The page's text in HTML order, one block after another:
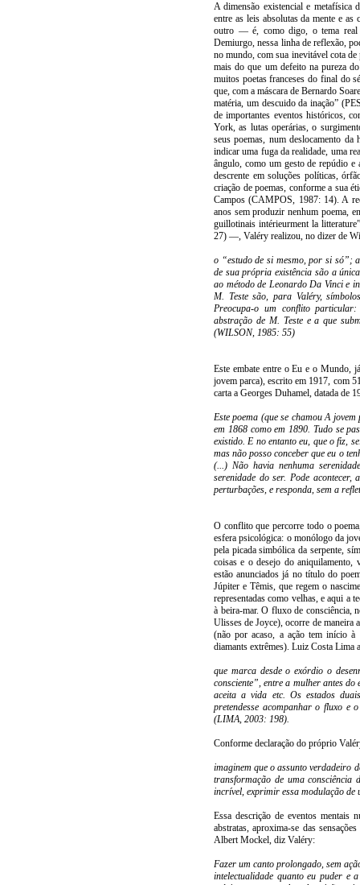
A dimensão existencial e metafísica
entre as leis absolutas da mente e
outro — é, como digo, o tema real
Demiurgo, nessa linha de reflexão,
no mundo, com sua inevitável cota
mais do que um defeito na pureza
muitos poetas franceses do final do
que, com a máscara de Bernardo
matéria, um descuido da inação”
de importantes eventos históricos,
York, as lutas operárias, o
seus poemas, num deslocamento
indicar uma fuga da realidade, uma
ângulo, como um gesto de repúdio
descrente em soluções políticas,
criação de poemas, conforme a sua
Campos (CAMPOS, 1987: 14). A
anos sem produzir nenhum poema,
guillotinais intérieurment la
27) —, Valéry realizou, no dizer de
o “estudo de si mesmo, por si só”;
de sua própria existência são a
ao método de Leonardo Da Vinci e
M. Teste são, para Valéry,
Preocupa-o um conflito
abstração de M. Teste e a que
(WILSON, 1985: 55)
Este embate entre o Eu e o Mundo,
jovem parca), escrito em 1917, com
carta a Georges Duhamel, datada de
Este poema (que se chamou A
em 1868 como em 1890. Tudo se
existido. E no entanto eu, que o fiz,
mas não posso conceber que eu o
(...) Não havia nenhuma
serenidade do ser. Pode
perturbações, e responda, sem a
O conflito que percorre todo o
esfera psicológica: o monólogo da
pela picada simbólica da serpente,
coisas e o desejo do aniquilamento,
estão anunciados já no título do
Júpiter e Têmis, que regem o
representadas como velhas, e aqui a
à beira-mar. O fluxo de consciência,
Ulisses de Joyce), ocorre de maneira
(não por acaso, a ação tem início à
diamants extrêmes). Luiz Costa Lima
que marca desde o exórdio o
consciente”, entre a mulher antes
aceita a vida etc. Os estados
pretendesse acompanhar o fluxo e
(LIMA, 2003: 198).
Conforme declaração do próprio
imaginem que o assunto verdadeiro
transformação de uma
incrível, exprimir essa modulação
Essa descrição de eventos mentais
abstratas, aproxima-se das
Albert Mockel, diz Valéry:
Fazer um canto prolongado, sem
intelectualidade quanto eu puder e